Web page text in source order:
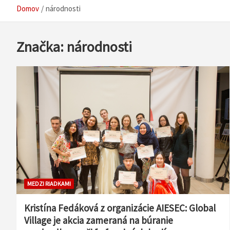
Domov národnosti
Značka: národnosti
MEDZI RIADKAMI
Kristína Fedáková z organizácie AIESEC: Global
Village je akcia zameraná na búranie